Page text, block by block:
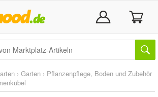
› Garten › Pflanzenpflege, Boden und Zubehör